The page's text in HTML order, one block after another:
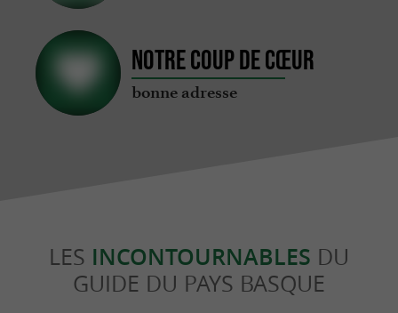
Notre coup de cœur
bonne adresse
LES INCONTOURNABLES DU
GUIDE DU PAYS BASQUE